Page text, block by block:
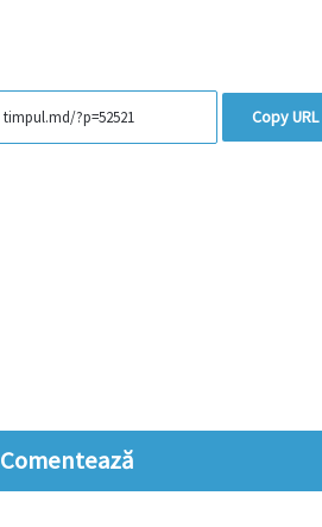
Copy URL
Comentează